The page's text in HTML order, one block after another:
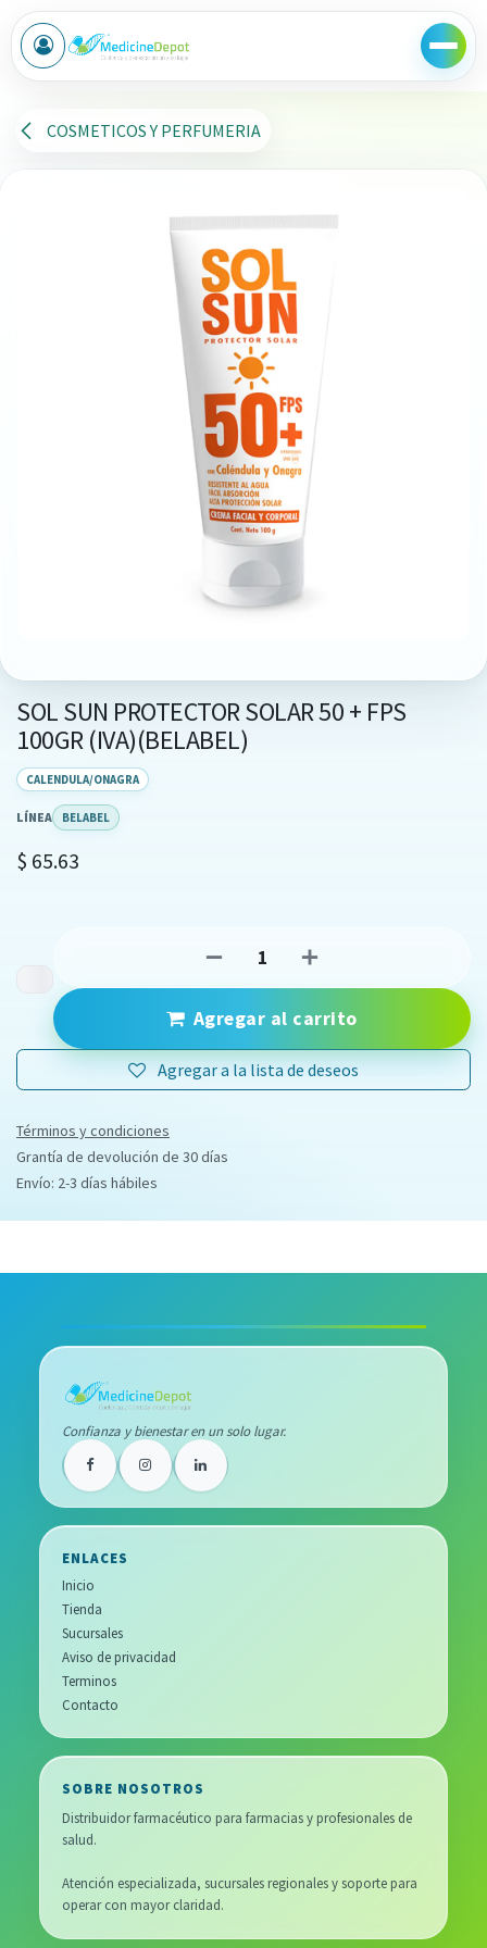
Ir al contenido
COSMETICOS Y PERFUMERIA
SOL SUN PROTECTOR SOLAR 50 + FPS
100GR (IVA)(BELABEL)
CALENDULA/ONAGRA
LÍNEA BELABEL
$ 65.63
Agregar al carrito
Agregar a la lista de deseos
Términos y condiciones
Grantía de devolución de 30 días
Envío: 2-3 días hábiles
Confianza y bienestar en un solo lugar.
ENLACES
Inicio
Tienda
Sucursales
Aviso de privacidad
Terminos
Contacto
SOBRE NOSOTROS
Distribuidor farmacéutico para farmacias y profesionales de
salud.
Atención especializada, sucursales regionales y soporte para
operar con mayor claridad.